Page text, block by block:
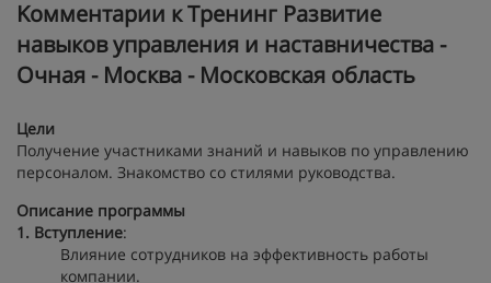
Kомментарии к Тренинг Развитие
навыков управления и наставничества -
Очная - Москва - Московская область
Цели
Получение участниками знаний и навыков по управлению
персоналом. Знакомство со стилями руководства.
Описание программы
1. Вступление:
Влияние сотрудников на эффективность работы
компании.